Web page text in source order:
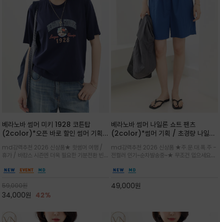
베라노바 썸머 미키 1928 코튼탑
(2color)*오픈 바로 할인 썸머 기획
★ 한정수량 제작 ★ 오가닉 코튼으로
빈티지 프린트로 여름 하의와 모두 잘어
울리는 그래픽
md강력추천 2026 신상품★ 핫썸머 여행 /
휴가 / 바캉스 시즌엔 더욱 필요한 기분전환 빈티
키 컬러 위에 빈티지한 크랙 효과의 레트로 감성
완성
59,000원
34,000원 42%
베라노바 썸머 나일론 쇼트 팬츠
(2color)*썸머 기획 / 초경량 나일론
가벼운 아이템 / 여행 / 일상 / 운동 모
두 가능한 아이템
md강력추천 2026 신상품 ★주.문.대.폭.주 -
전컬러 인기~순차발송중~★ 무조건 입으세요~~
입니다^^가볍고 드라이한 터치감의 나일론 소
룩, 모임룩, 데일리룩까지 다양하게
49,000원